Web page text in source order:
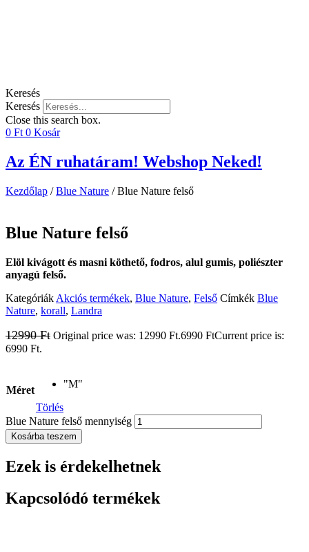
Keresés
Keresés
Close this search box.
0 Ft 0 Kosár
Az ÉN ruhatáram! Webshop Neked!
Kezdőlap /Blue Nature / Blue Nature felső
Blue Nature felső
Elöl kivágott és masni köthető, fodros, alul gumis, poliészter
anyagú felső.
Kategóriák Akciós termékek, Blue Nature, Felső Címkék Blue
Nature, korall, Landra
12990Ft Original price was: 12990 Ft.6990 FtCurrent price is:
6990 Ft.
Méret
"M"
Törlés
Blue Nature felső mennyiség
Kosárba teszem
Ezek is érdekelhetnek
Kapcsolódó termékek